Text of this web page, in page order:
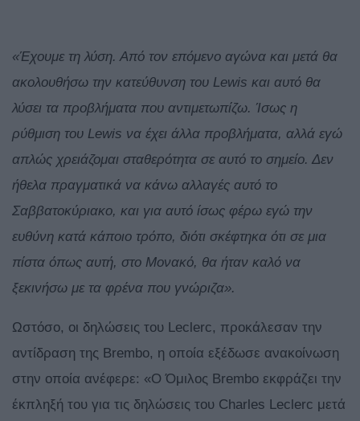
«Έχουμε τη λύση. Από τον επόμενο αγώνα και μετά θα
ακολουθήσω την κατεύθυνση του Lewis και αυτό θα
λύσει τα προβλήματα που αντιμετωπίζω. Ίσως η
ρύθμιση του Lewis να έχει άλλα προβλήματα, αλλά εγώ
απλώς χρειάζομαι σταθερότητα σε αυτό το σημείο. Δεν
ήθελα πραγματικά να κάνω αλλαγές αυτό το
Σαββατοκύριακο, και για αυτό ίσως φέρω εγώ την
ευθύνη κατά κάποιο τρόπο, διότι σκέφτηκα ότι σε μια
πίστα όπως αυτή, στο Μονακό, θα ήταν καλό να
ξεκινήσω με τα φρένα που γνώριζα».
Ωστόσο, οι δηλώσεις του Leclerc, προκάλεσαν την
αντίδραση της Brembo, η οποία εξέδωσε ανακοίνωση
στην οποία ανέφερε: «Ο Όμιλος Brembo εκφράζει την
έκπληξή του για τις δηλώσεις του Charles Leclerc μετά